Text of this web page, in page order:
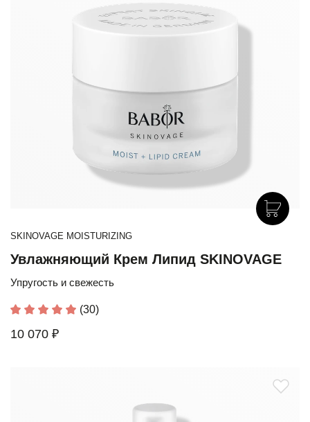
SKINOVAGE MOISTURIZING
Увлажняющий Крем Липид SKINOVAGE
Упругость и свежесть
(30)
10 070 ₽